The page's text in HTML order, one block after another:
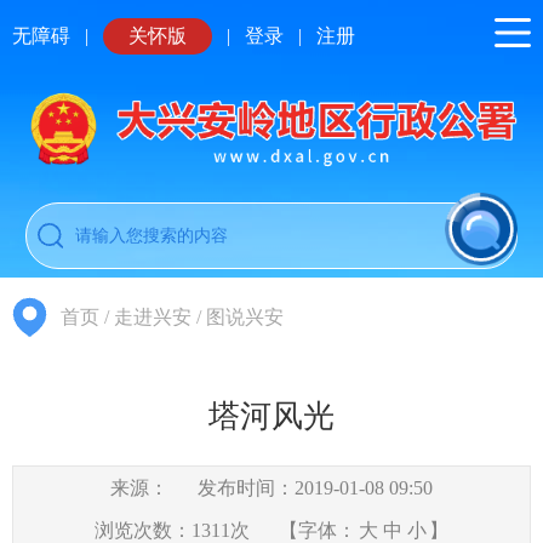
无障碍 | 关怀版 | 登录 | 注册
首页 / 走进兴安 / 图说兴安
塔河风光
来源： 发布时间：2019-01-08 09:50
浏览次数： 1311 次 【字体： 大 中 小 】